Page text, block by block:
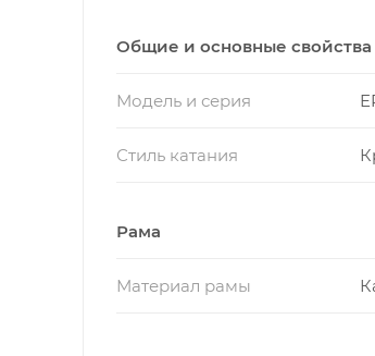
Общие и основные свойства
Модель и серия
Стиль катания
Рама
Материал рамы